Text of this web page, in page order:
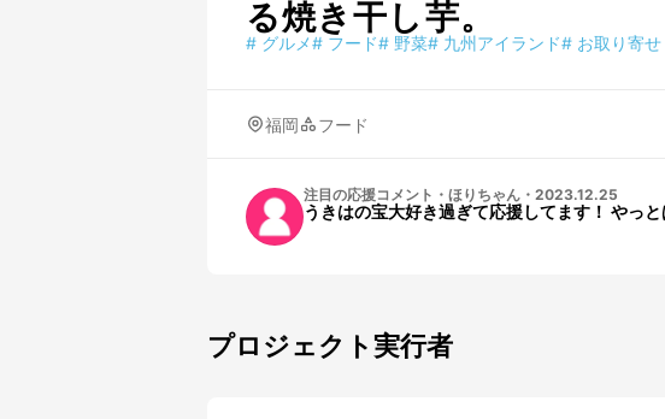
る焼き干し芋。
# グルメ# フード# 野菜# 九州アイランド# お取り寄せ
福岡 フード
注目の応援コメント ・ ほりちゃん ・ 2023.12.25
うきはの宝大好き過ぎて応援してます！ やっ
プロジェクト実行者